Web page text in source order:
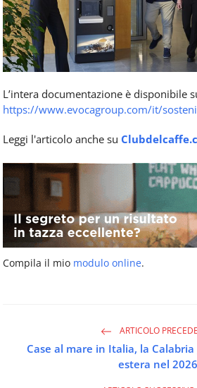
L’intera documentazione è disponibile
https://www.evocagroup.com/it/
Leggi l'articolo anche su
Compila il mio modulo online.
ARTICOLO
Case al mare in Italia, la
estera nel 2026